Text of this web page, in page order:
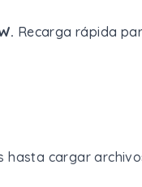
Recarga rápida
hasta cargar